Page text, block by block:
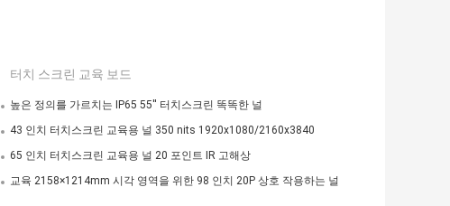
터치 스크린 교육 보드
높은 정의를 가르치는 IP65 55'' 터치스크린 똑똑한 널
43 인치 터치스크린 교육용 널 350 nits 1920x1080/2160x3840
65 인치 터치스크린 교육용 널 20 포인트 IR 고해상
교육 2158×1214mm 시각 영역을 위한 98 인치 20P 상호 작용하는 널